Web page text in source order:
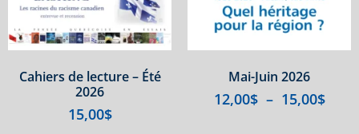
Cahiers de lecture – Été
2026
15,00$
Mai-Juin 2026
12,00$ – 15,00$